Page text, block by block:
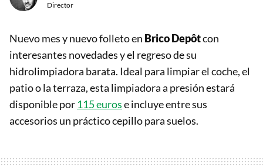
Director
Nuevo mes y nuevo folleto en Brico Depôtcon
interesantes novedades y el regreso de su
hidrolimpiadora barata. Ideal para limpiar el coche, el
patio o la terraza, esta limpiadora a presión estará
disponible por 115 eurose incluye entre sus
accesorios un práctico cepillo para suelos.